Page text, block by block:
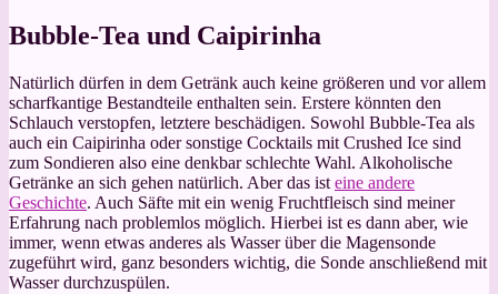
Bubble-Tea und Caipirinha
Natürlich dürfen in dem Getränk auch keine größeren und vor allem
scharfkantige Bestandteile enthalten sein. Erstere könnten den
Schlauch verstopfen, letztere beschädigen. Sowohl Bubble-Tea als
auch ein Caipirinha oder sonstige Cocktails mit Crushed Ice sind
zum Sondieren also eine denkbar schlechte Wahl. Alkoholische
Getränke an sich gehen natürlich. Aber das ist eine andere
Geschichte. Auch Säfte mit ein wenig Fruchtfleisch sind meiner
Erfahrung nach problemlos möglich. Hierbei ist es dann aber, wie
immer, wenn etwas anderes als Wasser über die Magensonde
zugeführt wird, ganz besonders wichtig, die Sonde anschließend mit
Wasser durchzuspülen.